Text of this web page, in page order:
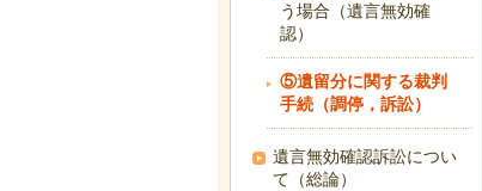
う場合（遺言無効確
認）
⑤遺留分に関する裁判
手続（調停，訴訟）
遺言無効確認訴訟につい
て（総論）